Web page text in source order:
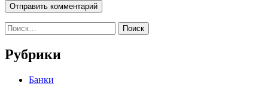
Найти:
Рубрики
Банки